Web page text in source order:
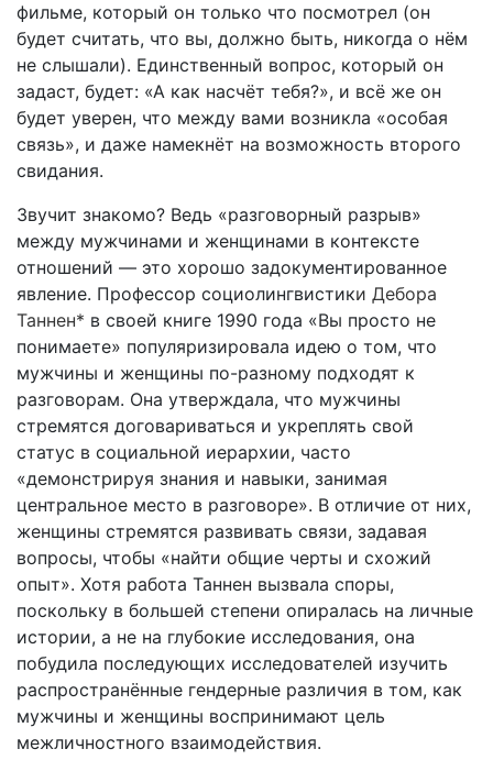
фильме, который он только что посмотрел (он
будет считать, что вы, должно быть, никогда о нём
не слышали). Единственный вопрос, который он
задаст, будет: «А как насчёт тебя?», и всё же он
будет уверен, что между вами возникла «особая
связь», и даже намекнёт на возможность второго
свидания.
Звучит знакомо? Ведь «разговорный разрыв»
между мужчинами и женщинами в контексте
отношений — это хорошо задокументированное
явление. Профессор социолингвистики Дебора
Таннен* в своей книге 1990 года «Вы просто не
понимаете» популяризировала идею о том, что
мужчины и женщины по-разному подходят к
разговорам. Она утверждала, что мужчины
стремятся договариваться и укреплять свой
статус в социальной иерархии, часто
«демонстрируя знания и навыки, занимая
центральное место в разговоре». В отличие от них,
женщины стремятся развивать связи, задавая
вопросы, чтобы «найти общие черты и схожий
опыт». Хотя работа Таннен вызвала споры,
поскольку в большей степени опиралась на личные
истории, а не на глубокие исследования, она
побудила последующих исследователей изучить
распространённые гендерные различия в том, как
мужчины и женщины воспринимают цель
межличностного взаимодействия.